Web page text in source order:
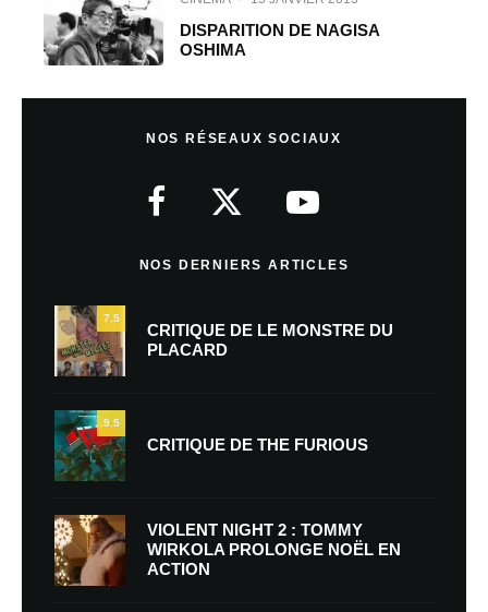
DISPARITION DE NAGISA
OSHIMA
NOS RÉSEAUX SOCIAUX
NOS DERNIERS ARTICLES
7.5
CRITIQUE DE LE MONSTRE DU
PLACARD
9.5
CRITIQUE DE THE FURIOUS
VIOLENT NIGHT 2 : TOMMY
WIRKOLA PROLONGE NOËL EN
ACTION